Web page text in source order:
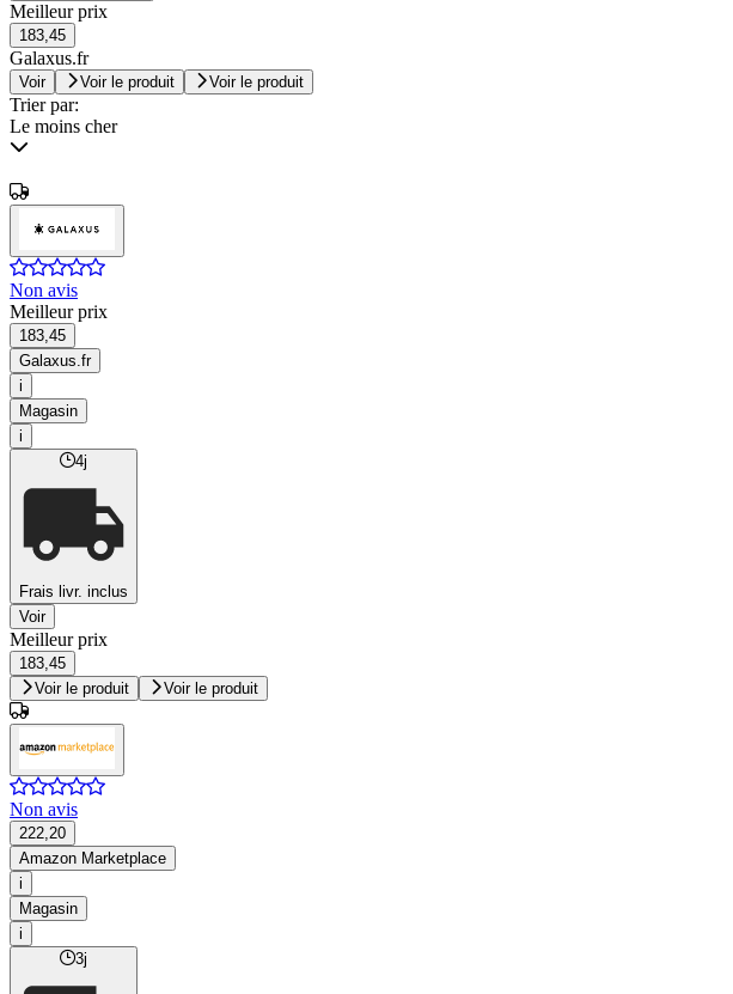
Meilleur prix
183,45
Galaxus.fr
Voir Voir le produit Voir le produit
Trier par:
Le moins cher
Non avis
Meilleur prix
183,45
Galaxus.fr
i
Magasin
i
4j
Frais livr. inclus
Voir
Meilleur prix
183,45
Voir le produit
Voir le produit
Non avis
222,20
Amazon Marketplace
i
Magasin
i
3j